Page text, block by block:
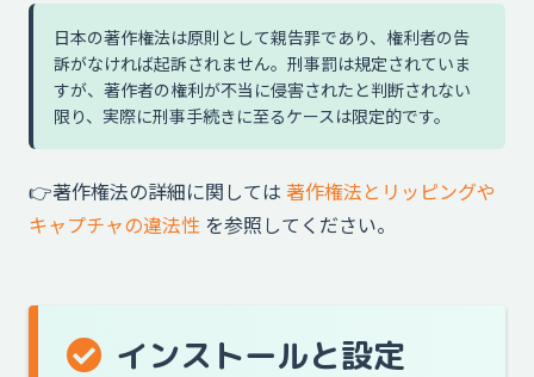
日本の著作権法は原則として親告罪であり、権利者の告
訴がなければ起訴されません。刑事罰は規定されていま
すが、著作者の権利が不当に侵害されたと判断されない
限り、実際に刑事手続きに至るケースは限定的です。
👉️著作権法の詳細に関しては 著作権法とリッピングや
キャプチャの違法性 を参照してください。
インストールと設定